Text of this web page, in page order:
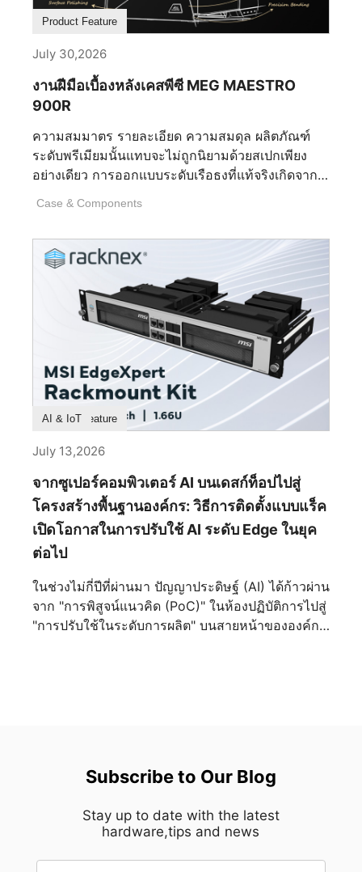
ระหว่างอุปกรณ์ต่าง ๆ ได้หรือไม่ ซอฟต์แวร์รองรับ
การใช้งานร่วมกันอย่างราบรื่นระหว่างอุปกรณ์หลาย
ชิ้นหรือไม่ ซอฟต์แวร์ RGB ที่ดีที่สุด ควรอนุญาตให้ผู้
ความจำ ส่วนประกอบระบบระบายความร้อน อุปกรณ์
ต่อพ่วง และอุปกรณ์ของบุคคลที่สามที่เข้ากันได้จาก
อินเตอร์เฟซเดียว ความเข้ากันได้ที่กว้างขวางช่วยลด
ความซับซ้อนที่ไม่จำเป็น ความต้องการใช้
แอปพลิเคชันหลายตัว และการสิ้นเปลืองทรัพยากรที่มี
ค่าของโปรเซสเซอร์ แรม และที่เก็บข้อมูลของคุณ
การใช้งานพีซีที่เรียบง่ายและมีประสิทธิภาพยิ่งขึ้น
ปรับแต่งละเอียดอย่างไร — สี เอฟเฟกต์ และโปรไฟล์?
ตัวเลือกการปรับแต่งไฟ RGB มีความยืดหยุ่นเพียงไร
รวมถึงสี เอฟเฟกต์ และโปรไฟล์? โหมดไฟ RGB: 10
โหมดไฟในตัว รวมถึง Wave, Steady, Flame,
Breath, CPU Temperature, Color Ring, [...]
Product Feature
July 30,2026
งานฝีมือเบื้องหลังเคสพีซี MEG MAESTRO
900R
ความสมมาตร รายละเอียด ความสมดุล ผลิตภัณฑ์
ระดับพรีเมียมนั้นแทบจะไม่ถูกนิยามด้วยสเปกเพียง
อย่างเดียว การออกแบบระดับเรือธงที่แท้จริงเกิดจาก
ก่อนที่จะมีการติดตั้งชิ้นส่วนแรก นั่นคือการตัดสินใจ
ขัดเกลาทุกรายละเอียดจนเหลือไว้แต่สิ่งที่สมบูรณ์แบบ
ที่สุด MEG MAESTRO 900R คือตัวแทนของปรัชญา
นี้อย่างแท้จริง ในฐานะเคสระดับเรือธงของ MSI เคสนี้
ไม่ได้ถูกออกแบบมาเพื่อให้เป็นเพียงแค่ตู้อวดโฉม
ฮาร์ดแวร์ไฮเอนด์เท่านั้น แต่ถูกรังสรรค์ให้เป็นชิ้นงาน
สถาปัตยกรรมชิ้นเอก ที่ซึ่งความแม่นยำทางวิศวกรรม
และความประณีตงดงามผสานกันอย่างลงตัว ทุกๆ เส้น
สาย ทุกพื้นผิว และทุกการหักเหของแสงได้รับการ
ไตร่ตรองมาเป็นอย่างดี เพื่อสร้างสรรค์รูปทรงที่ดูเหนือ
กาลเวลามากกว่าที่จะวิ่งตามกระแส ผลลัพธ์ที่ได้จึง
เป็นมากกว่าเคสพีซีระดับพรีเมียม แต่มันคือการ
โครงสร้างและความสุนทรียภาพหลอมรวมเข้าด้วยกัน
จนแยกออกจากกันไม่ได้ จุดเริ่มต้นแห่งความสมดุลอัน
สมบูรณ์แบบ ตลอดหน้าประวัติศาสตร์ ความสมมาตร
เป็นตัวแทนของความมั่นคง ความเป็นระเบียบ
เรียบร้อย และความยั่งยืน นับตั้งแต่วสถาปัตยกรรม
คลาสสิกไปจนถึงการออกแบบอุตสาหกรรมสมัยใหม่
สายตามนุษย์มักจะดึงดูดเข้าหาองค์ประกอบที่มีความ
สมดุลโดยสัญชาตญาณ MEG MAESTRO 900R นำ
ด้วยการตัดสิ่งรบกวนทางสายตาที่ไม่จำเป็นออกไป
เป็นธรรมชาติ เปิดโอกาสให้ทุกๆ รายละเอียดปรากฏ
เด่นชัดด้วยความคมชัดน่าทึ่ง แทนที่จะทำให้รู้สึก
Case & Components
Product Feature
AI & IoT
July 13,2026
จากซูเปอร์คอมพิวเตอร์ AI บนเดสก์ท็อปไปสู่
โครงสร้างพื้นฐานองค์กร: วิธีการติดตั้งแบบแร็ค
เปิดโอกาสในการปรับใช้ AI ระดับ Edge ในยุค
ต่อไป
ในช่วงไม่กี่ปีที่ผ่านมา ปัญญาประดิษฐ์ (AI) ได้ก้าวผ่าน
จาก "การพิสูจน์แนวคิด (PoC)" ในห้องปฏิบัติการไปสู่
"การปรับใช้ในระดับการผลิต" บนสายหน้าขององค์กร
เผชิญกับความท้าทายที่เป็นจริงและเกี่ยวข้องกับปัญหา
ทรงพลังที่สุดแล้ว แต่เราจะใส่ไว้ที่ไหน? เราจะทำ
อย่างไรให้มันผสานเข้ากับห้องเซิร์ฟเวอร์ไอทีที่มีอยู่
ของเราได้อย่างปลอดภัยและมีประสิทธิภาพ?" เพื่อ
Subscribe to Our Blog
Stay up to date with the latest
hardware,tips and news